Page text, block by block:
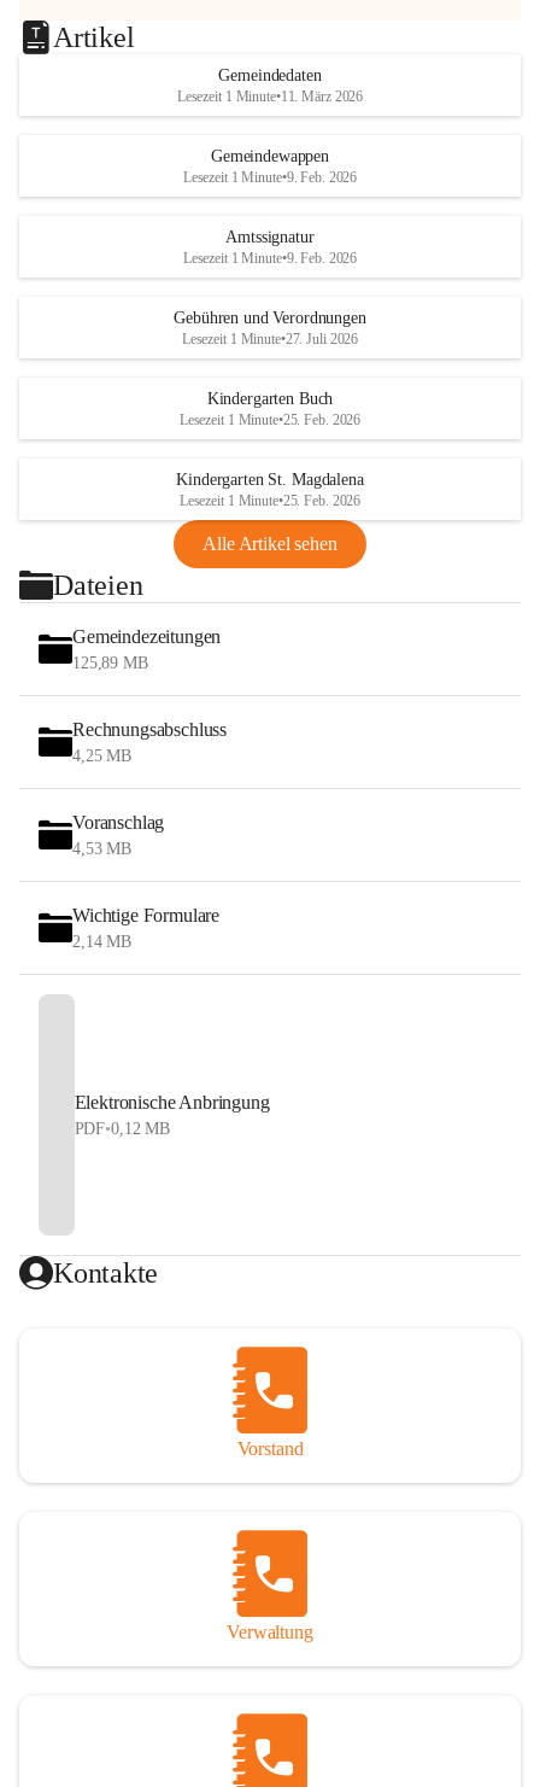
Artikel
Gemeindedaten
Lesezeit 1 Minute•11. März 2026
Gemeindewappen
Lesezeit 1 Minute•9. Feb. 2026
Amtssignatur
Lesezeit 1 Minute•9. Feb. 2026
Gebühren und Verordnungen
Lesezeit 1 Minute•27. Juli 2026
Kindergarten Buch
Lesezeit 1 Minute•25. Feb. 2026
Kindergarten St. Magdalena
Lesezeit 1 Minute•25. Feb. 2026
Alle Artikel sehen
Dateien
Gemeindezeitungen
125,89 MB
Rechnungsabschluss
4,25 MB
Voranschlag
4,53 MB
Wichtige Formulare
2,14 MB
Elektronische Anbringung
PDF•0,12 MB
Kontakte
Vorstand
Verwaltung